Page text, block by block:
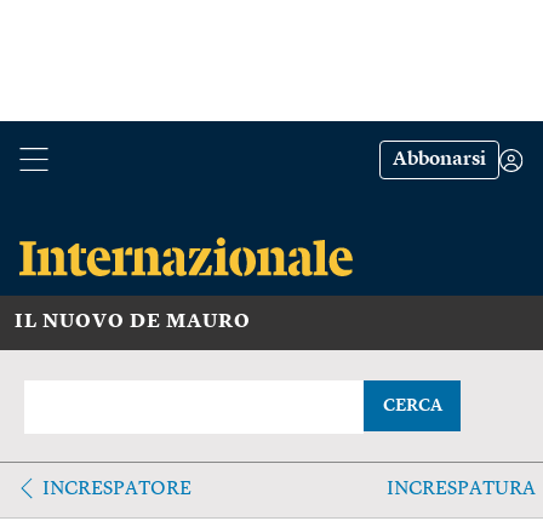
Abbonarsi
IL NUOVO DE MAURO
CERCA
INCRESPATORE INCRESPATURA